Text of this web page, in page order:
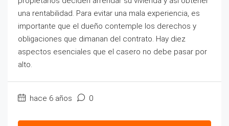
una rentabilidad. Para evitar una mala experiencia, es
importante que el dueño contemple los derechos y
obligaciones que dimanan del contrato. Hay diez
aspectos esenciales que el casero no debe pasar por
alto.
hace 6 años 0